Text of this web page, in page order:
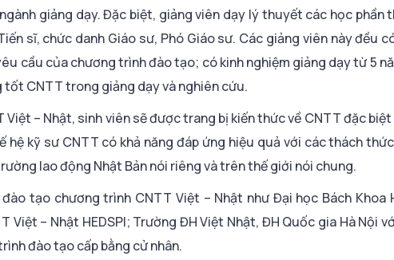
giảng dạy. Đặc biệt, giảng viên dạy lý thuyết các học phần
sĩ, chức danh Giáo sư, Phó Giáo sư. Các giảng viên này đều
cầu của chương trình đào tạo; có kinh nghiệm giảng dạy từ 5
tốt CNTT trong giảng dạy và nghiên cứu.
– Nhật, sinh viên sẽ được trang bị kiến thức về CNTT đặc
kỹ sư CNTT có khả năng đáp ứng hiệu quả với các thách
lao động Nhật Bản nói riêng và trên thế giới nói chung.
tạo chương trình CNTT Việt – Nhật như Đại học Bách Khoa
– Nhật HEDSPI; Trường ĐH Việt Nhật, ĐH Quốc gia Hà Nội
đào tạo cấp bằng cử nhân.